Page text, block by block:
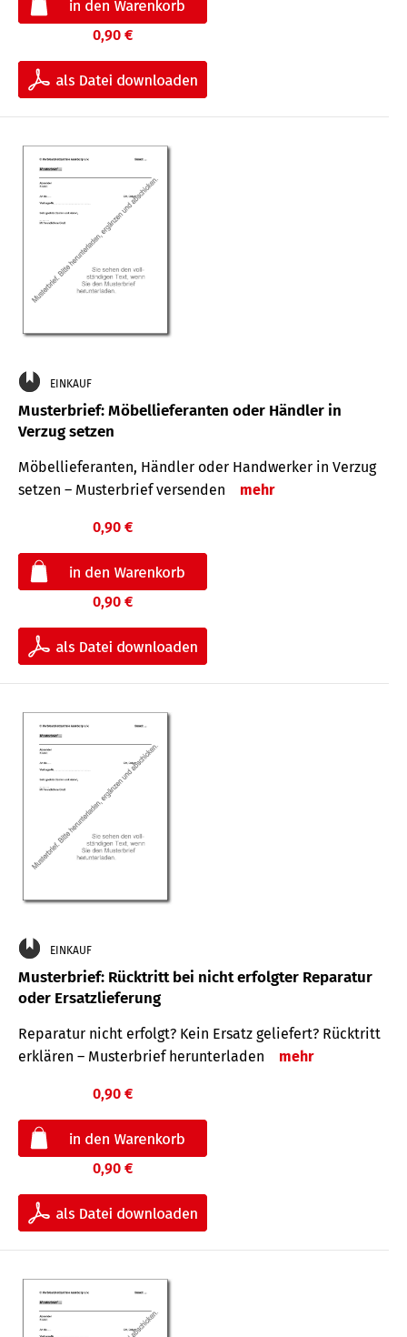
0,90 €
EINKAUF
Musterbrief: Möbellieferanten oder Händler in
Verzug setzen
Möbellieferanten, Händler oder Handwerker in Verzug
setzen – Musterbrief versenden
mehr
0,90 €
0,90 €
EINKAUF
Musterbrief: Rücktritt bei nicht erfolgter Reparatur
oder Ersatzlieferung
Reparatur nicht erfolgt? Kein Ersatz geliefert? Rücktritt
erklären – Musterbrief herunterladen
mehr
0,90 €
0,90 €